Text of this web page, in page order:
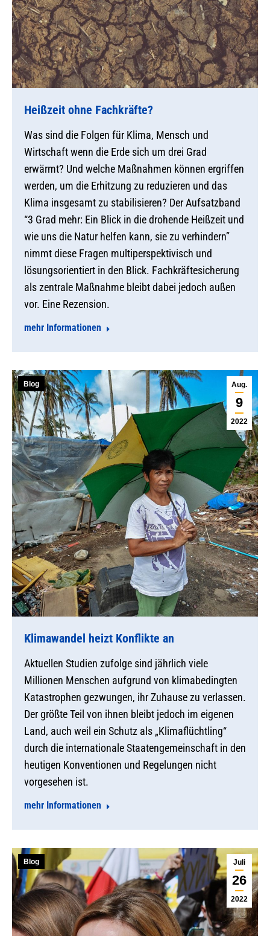
Heißzeit ohne Fachkräfte?
Was sind die Folgen für Klima, Mensch und
Wirtschaft wenn die Erde sich um drei Grad
erwärmt? Und welche Maßnahmen können ergriffen
werden, um die Erhitzung zu reduzieren und das
Klima insgesamt zu stabilisieren? Der Aufsatzband
“3 Grad mehr: Ein Blick in die drohende Heißzeit und
wie uns die Natur helfen kann, sie zu verhindern”
nimmt diese Fragen multiperspektivisch und
lösungsorientiert in den Blick. Fachkräftesicherung
als zentrale Maßnahme bleibt dabei jedoch außen
vor. Eine Rezension.
mehr Informationen
Aug.
9
2022
Blog
Klimawandel heizt Konflikte an
Aktuellen Studien zufolge sind jährlich viele
Millionen Menschen aufgrund von klimabedingten
Katastrophen gezwungen, ihr Zuhause zu verlassen.
Der größte Teil von ihnen bleibt jedoch im eigenen
Land, auch weil ein Schutz als „Klimaflüchtling“
durch die internationale Staatengemeinschaft in den
heutigen Konventionen und Regelungen nicht
vorgesehen ist.
mehr Informationen
Juli
26
2022
Blog